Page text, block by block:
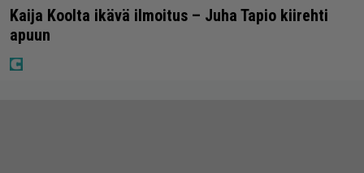
Kaija Koolta ikävä ilmoitus – Juha Tapio kiirehti
apuun